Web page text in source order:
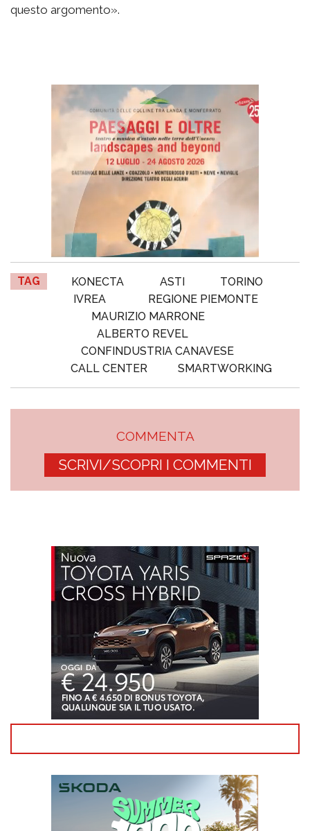
questo argomento».
TAG KONECTA ASTI
TORINO
IVREA
REGIONE PIEMONTE
MAURIZIO MARRONE
ALBERTO REVEL
CONFINDUSTRIA CANAVESE
CALL CENTER
SMARTWORKING
COMMENTA
SCRIVI/SCOPRI I COMMENTI